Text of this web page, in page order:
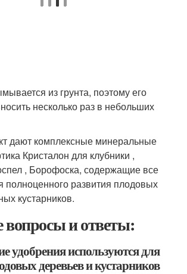
из грунта, поэтому его
несколько раз в небольших
дают комплексные минеральные
Кристалон для клубники ,
, Борофоска, содержащие все
полноценного развития плодовых
кустарников.
и ответы:
удобрения используются для
деревьев и кустарников